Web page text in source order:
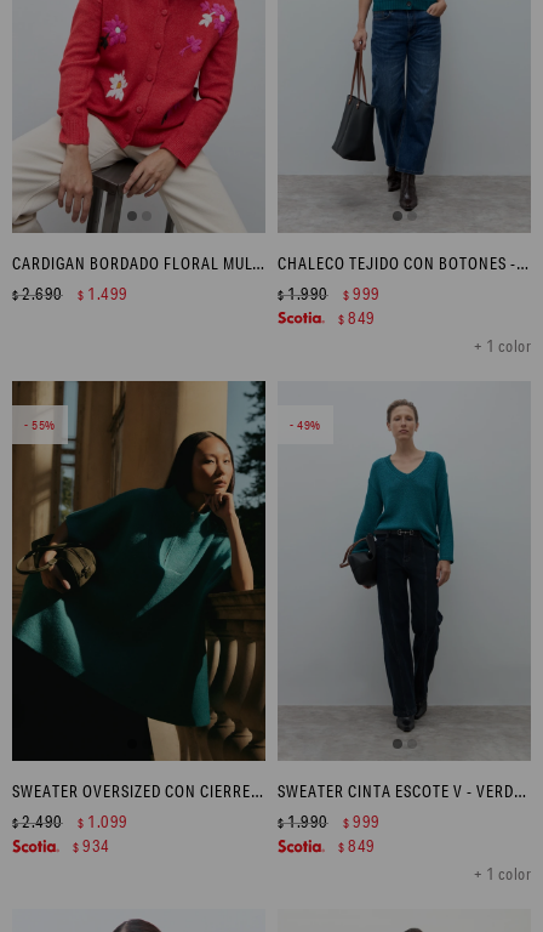
CARDIGAN BORDADO FLORAL MULTICOLOR - ROJO
$2.690 $ 1.499
CHALECO TEJIDO CON BOTONES - VERDE PETROLEO
+ 1 color
$1.990 $ 999
$ 849
55
SWEATER OVERSIZED CON CIERRE - VERDE PETROLEO
$2.490 $ 1.099
$ 934
49
SWEATER CINTA ESCOTE V - VERDE PETROLEO
+ 1 color
$1.990 $ 999
$ 849